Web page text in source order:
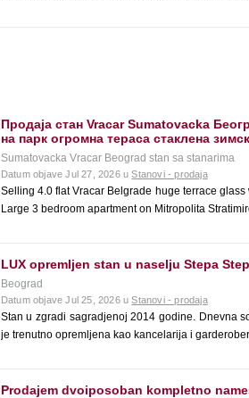
Продаја стан Vracar Sumatovacka
на парк огромна тераса стаклена
Sumatovacka Vracar Beograd stan sa stanarima
Datum objave Jul 27, 2026 uStanovi - prodaja
Selling 4.0 flat Vracar Belgrade huge terrace
Large 3 bedroom apartment on Mitropolita
LUX opremljen stan u naselju Stepa
Beograd
Datum objave Jul 25, 2026 uStanovi - prodaja
Stan u zgradi sagradjenoj 2014 godine. Dnevna
je trenutno opremljena kao kancelarija i
Prodajem dvoiposoban kompletno